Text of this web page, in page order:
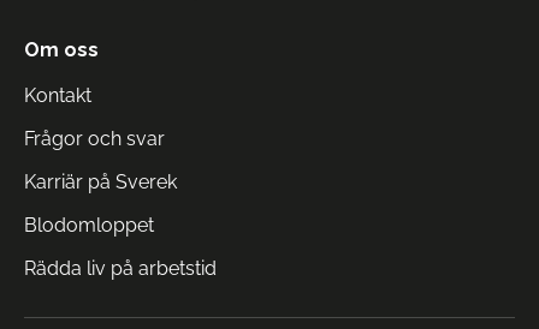
Om oss
Kontakt
Frågor och svar
Karriär på Sverek
Blodomloppet
Rädda liv på arbetstid